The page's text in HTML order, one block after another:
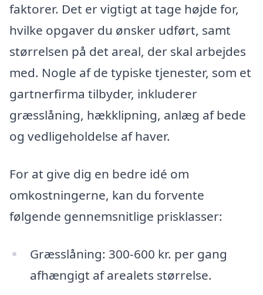
faktorer. Det er vigtigt at tage højde for,
hvilke opgaver du ønsker udført, samt
størrelsen på det areal, der skal arbejdes
med. Nogle af de typiske tjenester, som et
gartnerfirma tilbyder, inkluderer
græsslåning, hækklipning, anlæg af bede
og vedligeholdelse af haver.
For at give dig en bedre idé om
omkostningerne, kan du forvente
følgende gennemsnitlige prisklasser:
Græsslåning: 300-600 kr. per gang
afhængigt af arealets størrelse.